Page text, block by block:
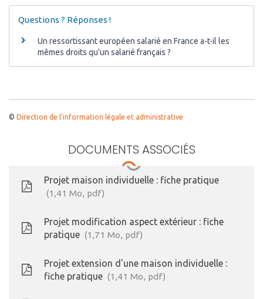
Questions ? Réponses !
Un ressortissant européen salarié en France a-t-il les
mêmes droits qu'un salarié français ?
© Direction de l'information légale et administrative
DOCUMENTS ASSOCIÉS
Projet maison individuelle : fiche pratique
1,41 Mo, pdf
Projet modification aspect extérieur : fiche
pratique
1,71 Mo, pdf
Projet extension d'une maison individuelle :
fiche pratique
1,41 Mo, pdf